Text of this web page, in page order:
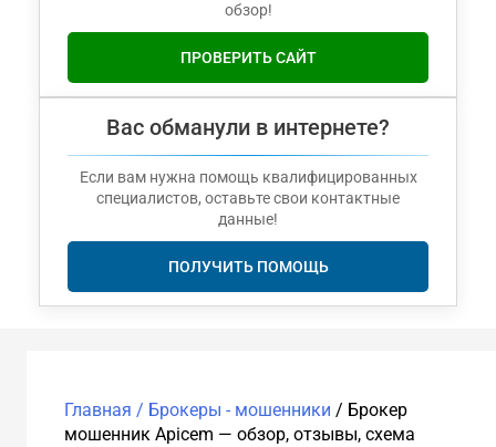
обзор!
ПРОВЕРИТЬ САЙТ
Вас обманули в интернете?
Если вам нужна помощь квалифицированных
специалистов, оставьте свои контактные
данные!
ПОЛУЧИТЬ ПОМОЩЬ
Главная / Брокеры - мошенники / Брокер
мошенник Apicem — обзор, отзывы, схема